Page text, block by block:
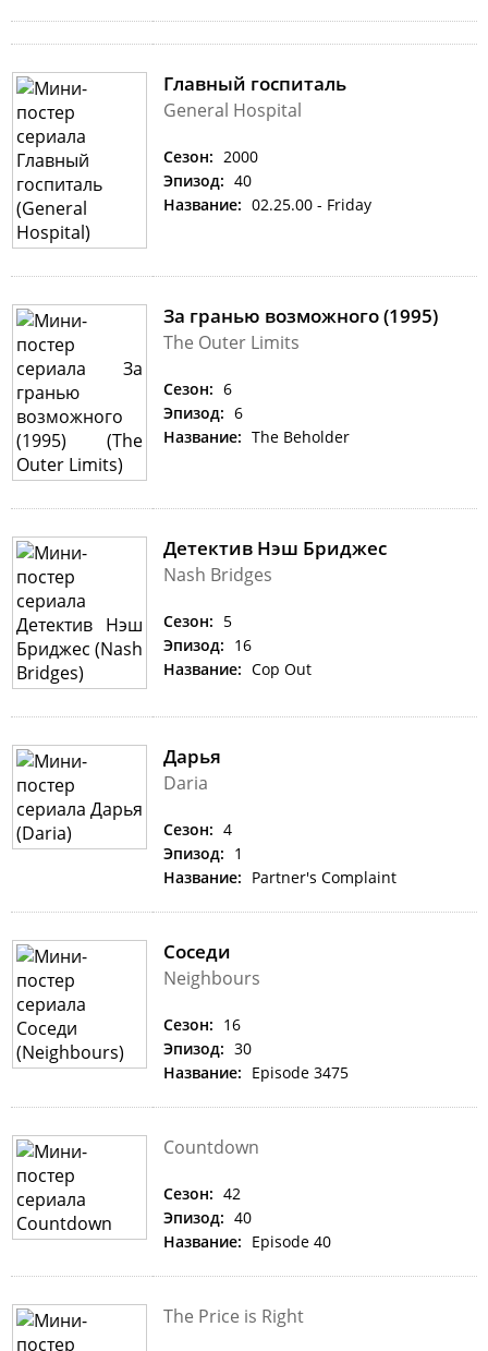
Главный госпиталь
General Hospital
Сезон: 2000
Эпизод: 40
Название: 02.25.00 - Friday
За гранью возможного (1995)
The Outer Limits
Сезон: 6
Эпизод: 6
Название: The Beholder
Детектив Нэш Бриджес
Nash Bridges
Сезон: 5
Эпизод: 16
Название: Cop Out
Дарья
Daria
Сезон: 4
Эпизод: 1
Название: Partner's Complaint
Соседи
Neighbours
Сезон: 16
Эпизод: 30
Название: Episode 3475
Countdown
Сезон: 42
Эпизод: 40
Название: Episode 40
The Price is Right